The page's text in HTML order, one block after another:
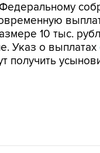
10 тыс.
Указ о выплатах
получить